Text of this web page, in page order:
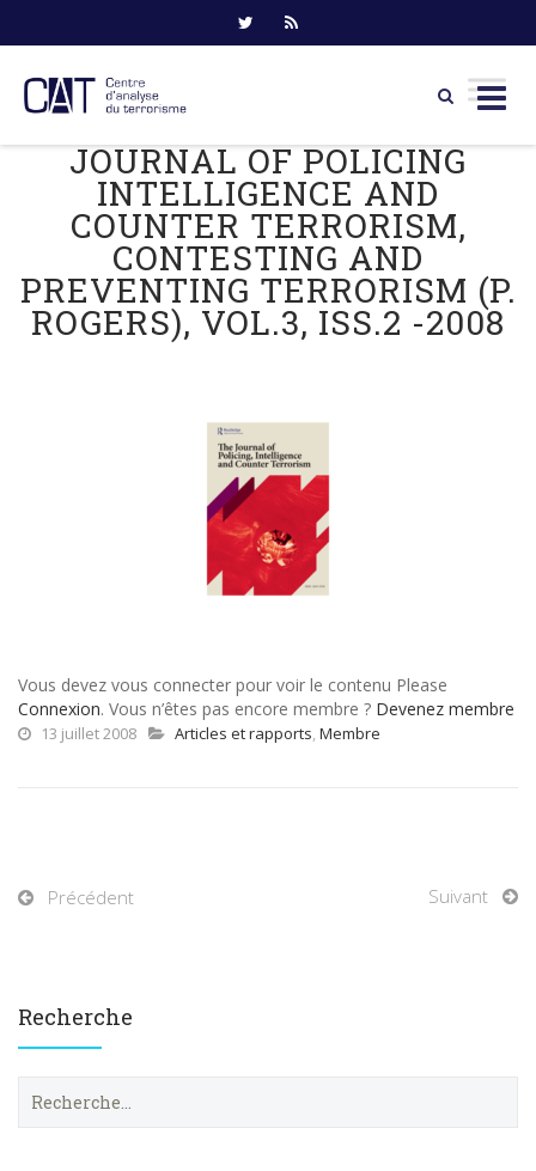
JOURNAL OF POLICING
INTELLIGENCE AND
COUNTER TERRORISM,
CONTESTING AND
PREVENTING TERRORISM (P.
ROGERS), VOL.3, ISS.2 -2008
Vous devez vous connecter pour voir le contenu Please
Connexion. Vous n’êtes pas encore membre ? Devenez membre
13 juillet 2008 Articles et rapports, Membre
Précédent Suivant
Recherche